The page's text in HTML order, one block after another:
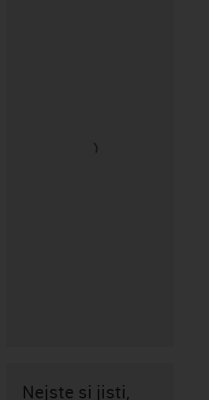
Nejste si jisti,